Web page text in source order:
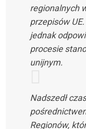
regionalnych
przepisów
jednak
procesie
unijnym.
Nadszedł
Regionów,